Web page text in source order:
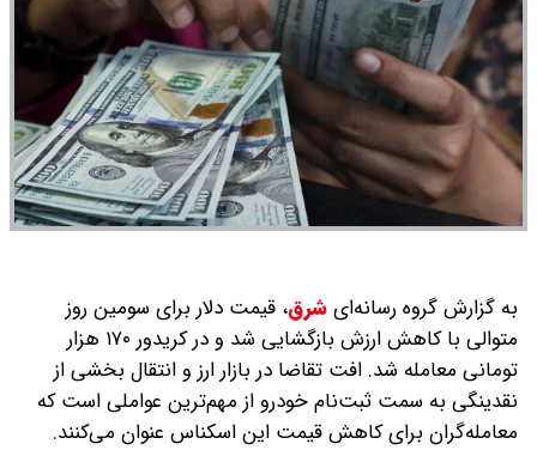
به گزارش گروه رسانه‌ایشرق، قیمت دلار برای سومین روز
متوالی با کاهش ارزش بازگشایی شد و در کریدور ۱۷۰ هزار
تومانی معامله شد. افت تقاضا در بازار ارز و انتقال بخشی از
نقدینگی به سمت ثبت‌نام خودرو از مهم‌ترین عواملی است که
معامله‌گران برای کاهش قیمت این اسکناس عنوان می‌کنند.